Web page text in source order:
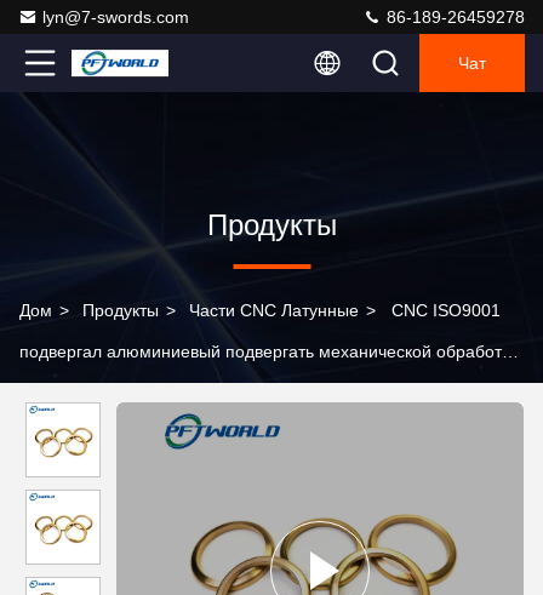
lyn@7-swords.com 86-189-26459278
Чат
Продукты
Дом > Продукты > Части CNC Латунные > CNC ISO9001
подвергал алюминиевый подвергать механической обработке
точности частей